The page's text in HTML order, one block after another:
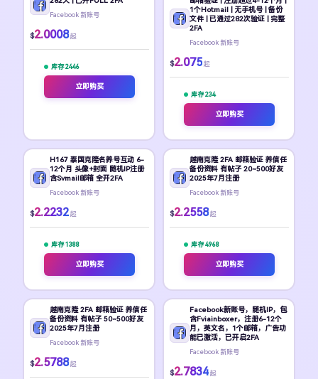
Facebook 新账号
$2.0008 起
库存 2446
立即购买
1个Hotmail | 无手机号 | 备份
文件 | 已通过282次验证 | 完整
2FA
Facebook 新账号
$2.075 起
库存 234
立即购买
H167 泰国克隆名养号互动 6-
12个月 头像+封面 随机IP注册
含Svmail邮箱 全开2FA
Facebook 新账号
$2.2232 起
库存 1388
立即购买
越南克隆 2FA 邮箱验证 养信任
备份资料 有帖子 20~500好友
2025年7月注册
Facebook 新账号
$2.2558 起
库存 4968
立即购买
越南克隆 2FA 邮箱验证 养信任
备份资料 有帖子 50~500好友
2025年7月注册
Facebook 新账号
$2.5788 起
Facebook新账号，随机IP，包
含Fviainboxer，注册6-12个
月，英文名，1个邮箱，广告功
能已激活，已开启2FA
Facebook 新账号
$2.7834 起